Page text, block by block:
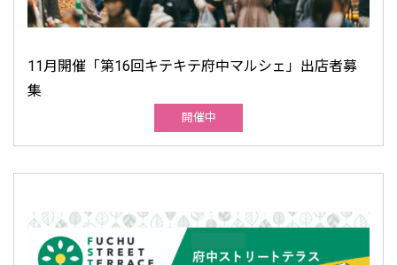
11月開催「第16回キテキテ府中マルシェ」出店者募
集
開催中